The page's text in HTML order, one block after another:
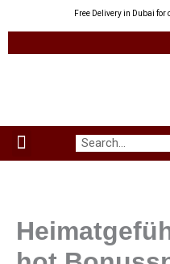
to
content
Free Delivery in Dubai for
Menu